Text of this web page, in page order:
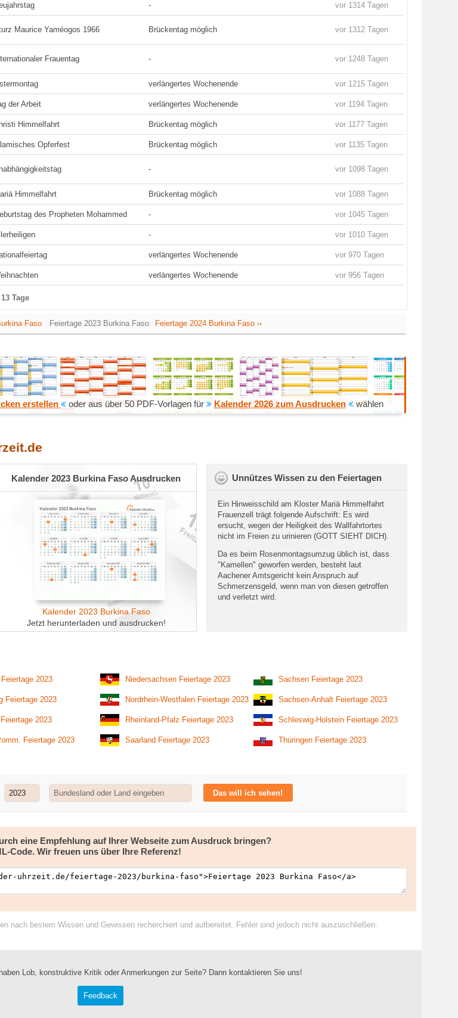
- vor 1314 Tagen
Maurice Yaméogos 1966 Brückentag möglich vor 1312 Tagen
Frauentag - vor 1248 Tagen
verlängertes Wochenende vor 1215 Tagen
der Arbeit verlängertes Wochenende vor 1194 Tagen
Himmelfahrt Brückentag möglich vor 1177 Tagen
Opferfest Brückentag möglich vor 1135 Tagen
- vor 1098 Tagen
Himmelfahrt Brückentag möglich vor 1088 Tagen
des Propheten Mohammed - vor 1045 Tagen
- vor 1010 Tagen
verlängertes Wochenende vor 970 Tagen
verlängertes Wochenende vor 956 Tagen
Tage
Faso Feiertage 2023 Burkina Faso Feiertage 2024 Burkina Faso ››
erstellen oder aus über 50 PDF-Vorlagen für Kalender 2026 zum Ausdrucken wählen
Kalender 2023 Burkina Faso Ausdrucken
Kalender 2023 Burkina Faso
Jetzt herunterladen und ausdrucken!
Unnützes Wissen zu den Feiertagen
Ein Hinweisschild am Kloster Mariä Himmelfahrt
Frauenzell trägt folgende Aufschrift: Es wird
ersucht, wegen der Heiligkeit des Wallfahrtortes
nicht im Freien zu urinieren (GOTT SIEHT DICH).
Da es beim Rosenmontagsumzug üblich ist, dass
"Kamellen" geworfen werden, besteht laut
Aachener Amtsgericht kein Anspruch auf
Schmerzensgeld, wenn man von diesen getroffen
und verletzt wird.
2023
Feiertage 2023
2023
Feiertage 2023
Niedersachsen Feiertage 2023
Nordrhein-Westfalen Feiertage 2023
Rheinland-Pfalz Feiertage 2023
Saarland Feiertage 2023
Sachsen Feiertage 2023
Sachsen-Anhalt Feiertage 2023
Schleswig-Holstein Feiertage 2023
Thüringen Feiertage 2023
Das will ich sehen!
eine Empfehlung auf Ihrer Webseite zum Ausdruck bringen?
Code. Wir freuen uns über Ihre Referenz!
nach bestem Wissen und Gewissen recherchiert und aufbereitet. Fehler sind jedoch nicht auszuschließen.
Lob, konstruktive Kritik oder Anmerkungen zur Seite? Dann kontaktieren Sie uns!
Feedback